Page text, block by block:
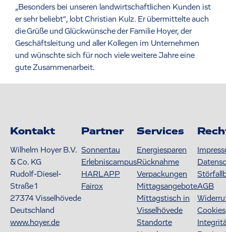
„Besonders bei unseren landwirtschaftlichen Kunden ist
er sehr beliebt“, lobt Christian Kulz. Er übermittelte auch
die Grüße und Glückwünsche der Familie Hoyer, der
Geschäftsleitung und aller Kollegen im Unternehmen
und wünschte sich für noch viele weitere Jahre eine
gute Zusammenarbeit.
Kontakt
Wilhelm Hoyer B.V.
& Co. KG
Rudolf-Diesel-
Straße 1
27374Visselhövede
Deutschland
www.hoyer.de
Partner
Sonnentau
Erlebniscampus
HARLAPP
Fairox
Services
Energiesparen
Rücknahme
Verpackungen
Mittagsangebote
Mittagstisch in
Visselhövede
Standorte
AGB
Cookies